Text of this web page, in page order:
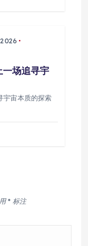
一场追寻宇
宇宙本质的探索
* 标注